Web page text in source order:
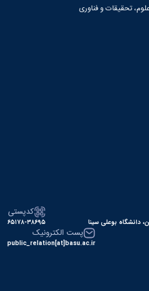
تحقیقات و فناوری
دانشگاه بوعلی سینا
کدپستی
۶۵۱۷۸-۳۸۶۹۵
پست الکترونیک
public_relation[at]basu.ac.ir